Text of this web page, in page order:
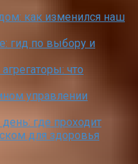
как изменился наш
гид по выбору и
что
управлении
где проходит
для здоровья